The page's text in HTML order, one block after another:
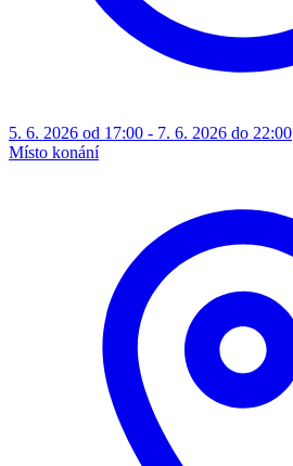
5. 6. 2026 od 17:00 - 7. 6. 2026 do 22:00
Místo konání